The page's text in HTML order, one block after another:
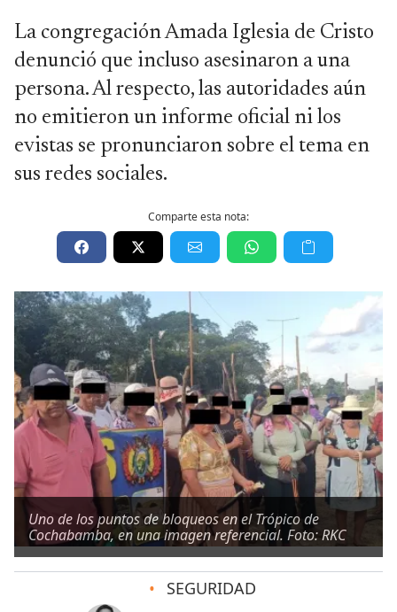
La congregación Amada Iglesia de Cristo
denunció que incluso asesinaron a una
persona. Al respecto, las autoridades aún
no emitieron un informe oficial ni los
evistas se pronunciaron sobre el tema en
sus redes sociales.
Comparte esta nota:
Uno de los puntos de bloqueos en el Trópico de
Cochabamba, en una imagen referencial. Foto: RKC
• SEGURIDAD